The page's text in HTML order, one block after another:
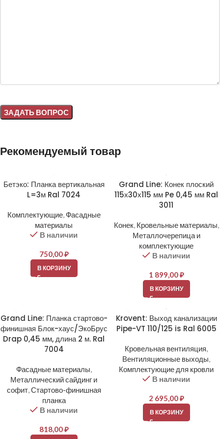
Рекомендуемый товар
Бетэко: Планка вертикальная
L=3м Ral 7024
Комплектующие, Фасадные
материалы
В наличии
750,00₽
В КОРЗИНУ
Grand Line: Конек плоский
115х30х115 мм Pe 0,45 мм Ral
3011
Конек, Кровельные материалы,
Металлочерепица и
комплектующие
В наличии
1 899,00₽
В КОРЗИНУ
Grand Line: Планка стартово-
финишная Блок-хаус/ЭкоБрус
Drap 0,45 мм, длина 2 м. Ral
7004
Фасадные материалы,
Металлический сайдинг и
софит,Стартово-финишная
планка
В наличии
818,00₽
Krovent: Выход канализации
Pipe-VT 110/125 is Ral 6005
Кровельная вентиляция,
Вентиляционные выходы,
Комплектующие для кровли
В наличии
2 695,00₽
В КОРЗИНУ